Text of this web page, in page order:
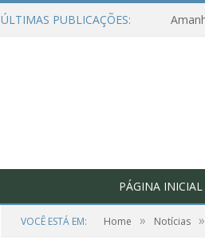
ÚLTIMAS PUBLICAÇÕES:
PÁGINA INICIAL
VOCÊ ESTÁ EM: Home » Notícias »